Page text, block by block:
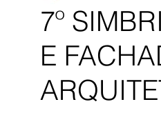
7º
E